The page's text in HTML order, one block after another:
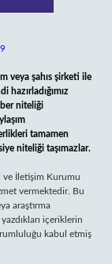
veya şahıs şirketi ile
hazırladığımız
niteliği
tamamen
niteliği taşımazlar.
ve İletişim Kurumu
vermektedir. Bu
araştırma
içeriklerin
kabul etmiş